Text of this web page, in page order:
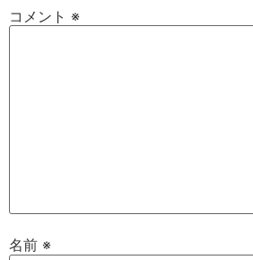
コメント ※
名前 ※